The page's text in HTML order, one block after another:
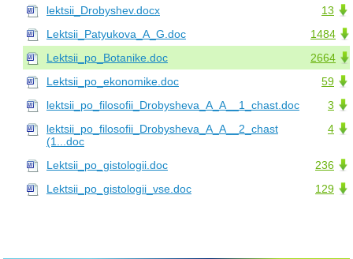
13
lektsii_Drobyshev.docx
1484
Lektsii_Patyukova_A_G.doc
2664
Lektsii_po_Botanike.doc
59
Lektsii_po_ekonomike.doc
3
lektsii_po_filosofii_Drobysheva_A_A__1_chast.doc
4
lektsii_po_filosofii_Drobysheva_A_A__2_chast
(1...doc
236
Lektsii_po_gistologii.doc
129
Lektsii_po_gistologii_vse.doc